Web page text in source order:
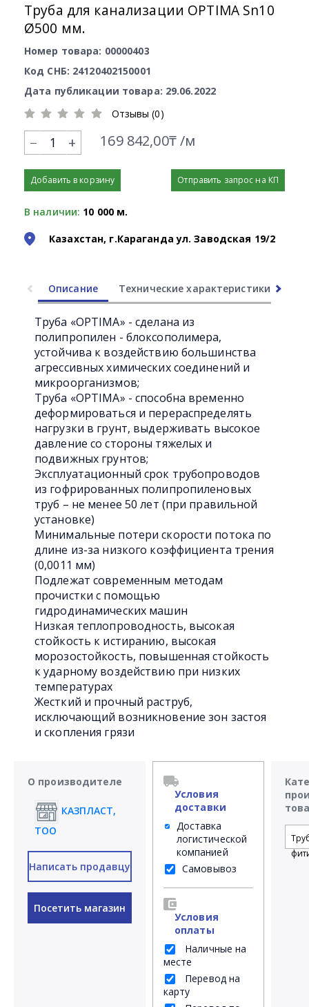
Труба для канализации OPTIMA Sn10
Ø500 мм.
Номер товара: 00000403
Код СНБ: 24120402150001
Дата публикации товара: 29.06.2022
Отзывы (0)
+ 169 842,00₸ /м
Добавить в корзину Отправить запрос на КП
В наличии: 10 000 м.
Казахстан, г.Караганда ул. Заводская 19/2
Описание Технические характеристики
Труба «OPTIMA» - сделана из
полипропилен - блоксополимера,
устойчива к воздействию большинства
агрессивных химических соединений и
микроорганизмов;
Труба «OPTIMA» - способна временно
деформироваться и перераспределять
нагрузки в грунт, выдерживать высокое
давление со стороны тяжелых и
подвижных грунтов;
Эксплуатационный срок трубопроводов
из гофрированных полипропиленовых
труб – не менее 50 лет (при правильной
установке)
Минимальные потери скорости потока по
длине из-за низкого коэффициента трения
(0,0011 мм)
Подлежат современным методам
прочистки с помощью
гидродинамических машин
Низкая теплопроводность, высокая
стойкость к истиранию, высокая
морозостойкость, повышенная стойкость
к ударному воздействию при низких
температурах
Жесткий и прочный раструб,
исключающий возникновение зон застоя
и скопления грязи
О производителе
КАЗПЛАСТ,
ТОО
Написать продавцу
Посетить магазин
Условия
доставки
Доставка
логистической
компанией
Самовывоз
Условия
оплаты
Наличные на
месте
Перевод на
карту